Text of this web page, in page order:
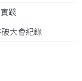
踐
大會紀錄